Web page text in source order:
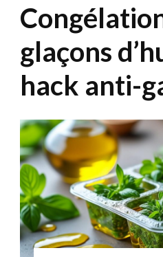
glaçons
hack anti-